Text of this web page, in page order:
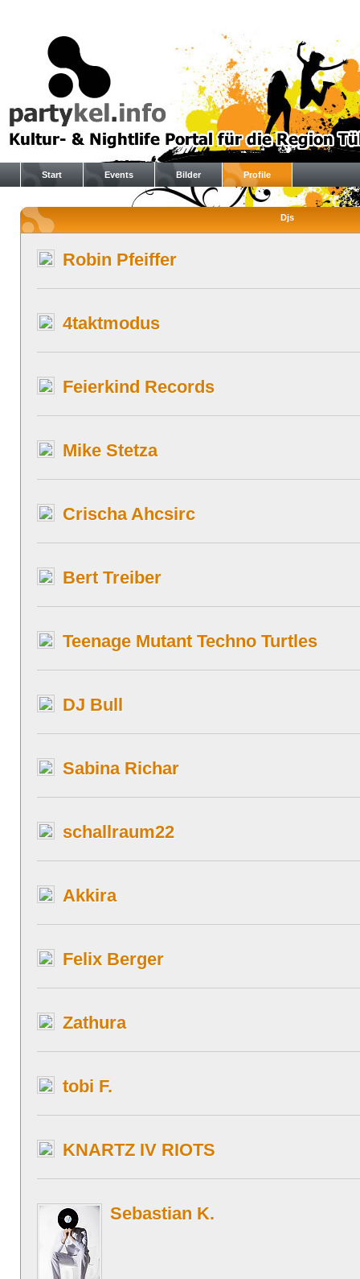
Start Events Bilder Profile
Djs
Robin Pfeiffer
4taktmodus
Feierkind Records
Mike Stetza
Crischa Ahcsirc
Bert Treiber
Teenage Mutant Techno Turtles
DJ Bull
Sabina Richar
schallraum22
Akkira
Felix Berger
Zathura
tobi F.
KNARTZ IV RIOTS
Sebastian K.